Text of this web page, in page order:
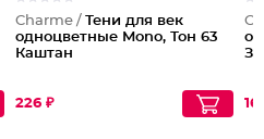
Charme / Тени для век
одноцветные Mono, Тон 63
Каштан
226 ₽